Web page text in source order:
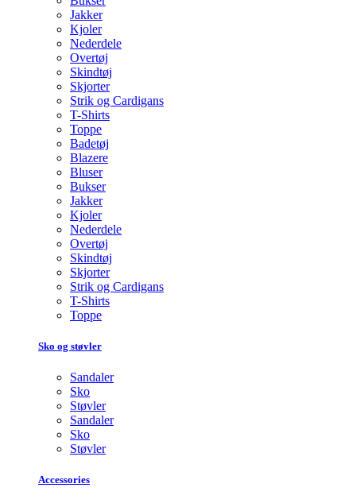
Jakker
Kjoler
Nederdele
Overtøj
Skindtøj
Skjorter
Strik og Cardigans
T-Shirts
Toppe
Badetøj
Blazere
Bluser
Bukser
Jakker
Kjoler
Nederdele
Overtøj
Skindtøj
Skjorter
Strik og Cardigans
T-Shirts
Toppe
Sko og støvler
Sandaler
Sko
Støvler
Sandaler
Sko
Støvler
Accessories